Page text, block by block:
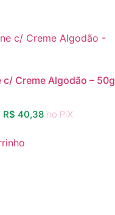
c/ Creme Algodão – 50g
R$ 40,38 no PIX